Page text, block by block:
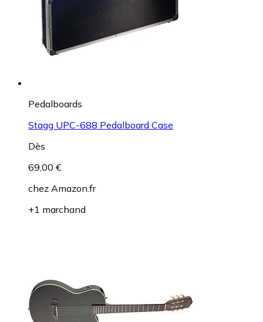
Pedalboards
Stagg UPC-688 Pedalboard Case
Dès
69,00 €
chez Amazon.fr
+1 marchand